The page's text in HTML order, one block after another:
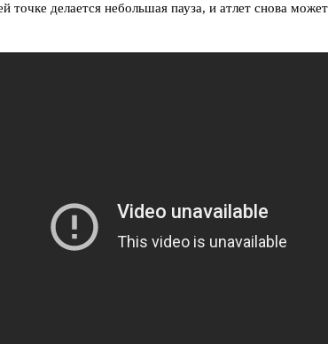
точке делается небольшая пауза, и атлет снова